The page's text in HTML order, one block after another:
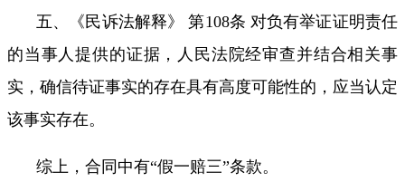
五、《民诉法解释》 第108条 对负有举证证明责任
的当事人提供的证据，人民法院经审查并结合相关事
实，确信待证事实的存在具有高度可能性的，应当认定
该事实存在。
综上，合同中有“假一赔三”条款。